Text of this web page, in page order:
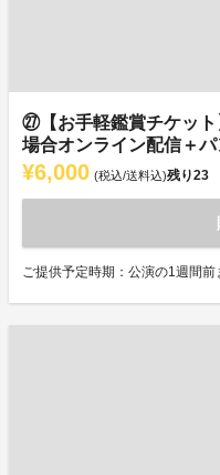
㉗【お手軽鑑賞チケッ
場合オンライン配信＋パ
¥6,000 (税込/送料込)残り23
ご提供予定時期：公演の1週間前